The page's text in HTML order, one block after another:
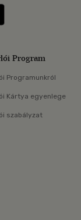
meg: Google
Program
Programunkról
Kártya egyenlege
szabályzat